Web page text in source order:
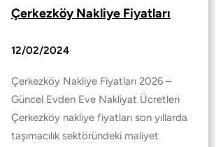
Çerkezköy Nakliye Fiyatları
12/02/2024
Çerkezköy Nakliye Fiyatları 2026 –
Güncel Evden Eve Nakliyat Ücretleri
Çerkezköy nakliye fiyatları son yıllarda
taşımacılık sektöründeki maliyet